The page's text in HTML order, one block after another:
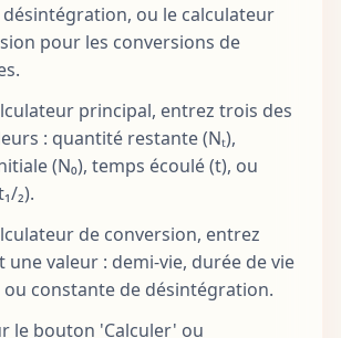
désintégration, ou le calculateur
pour les conversions de
principal, entrez trois des
: quantité restante (Nₜ),
(N₀), temps écoulé (t), ou
₂).
de conversion, entrez
une valeur : demi-vie, durée de vie
ou constante de désintégration.
le bouton 'Calculer' ou